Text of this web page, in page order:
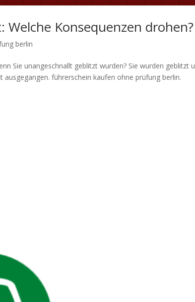
Konsequenzen drohen?
berlin
Sie unangeschnallt geblitzt wurden? Sie wurden geblitzt
führerschein kaufen ohne prüfung berlin.